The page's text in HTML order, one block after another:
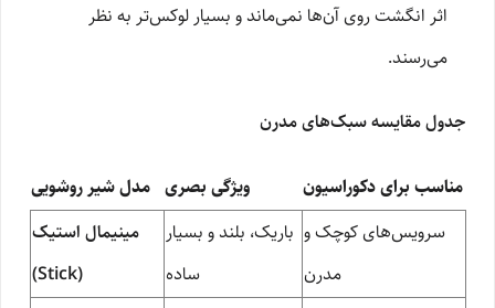
اثر انگشت روی آن‌ها نمی‌ماند و بسیار لوکس‌تر به نظر
می‌رسند.
جدول مقایسه سبک‌های مدرن
مدل شیر روشویی ویژگی بصری
مناسب برای دکوراسیون
مینیمال استیک
(Stick)
باریک، بلند و بسیار
ساده
سرویس‌های کوچک و
مدرن